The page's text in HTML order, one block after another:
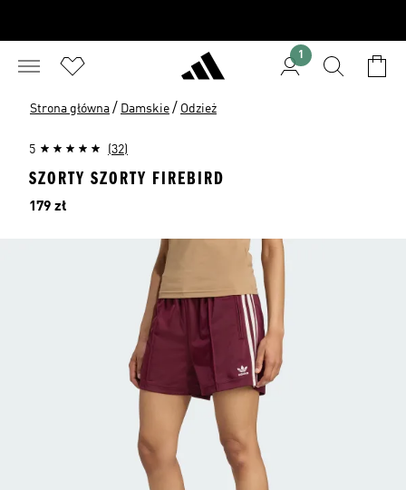
1
Strona główna / Damskie / Odzież
5 (32)
SZORTY SZORTY FIREBIRD
Cena
179 zł